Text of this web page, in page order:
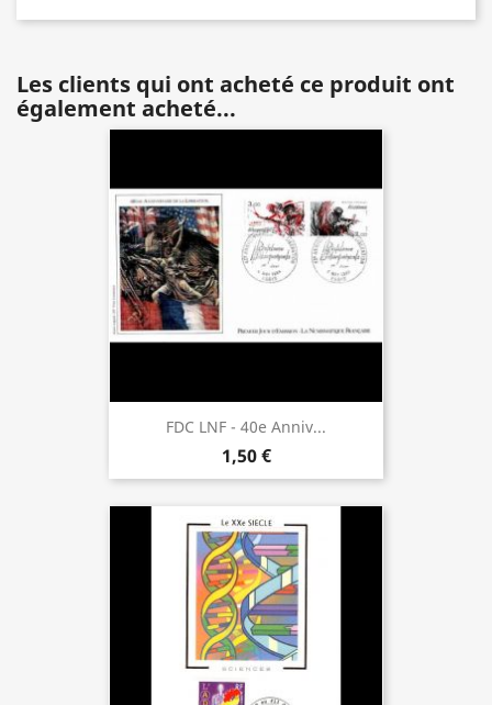
Les clients qui ont acheté ce produit ont
également acheté...
FDC LNF - 40e Anniv...
1,50 €